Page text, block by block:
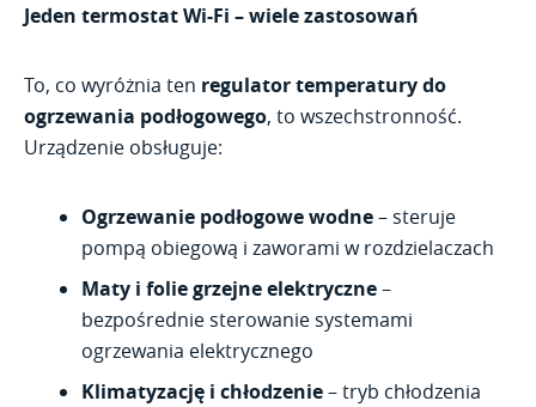
Jeden termostat Wi-Fi – wiele zastosowań
To, co wyróżnia ten regulator temperatury do
ogrzewania podłogowego, to wszechstronność.
Urządzenie obsługuje:
Ogrzewanie podłogowe wodne– steruje
pompą obiegową i zaworami w rozdzielaczach
Maty i folie grzejne elektryczne–
bezpośrednie sterowanie systemami
ogrzewania elektrycznego
Klimatyzację i chłodzenie– tryb chłodzenia